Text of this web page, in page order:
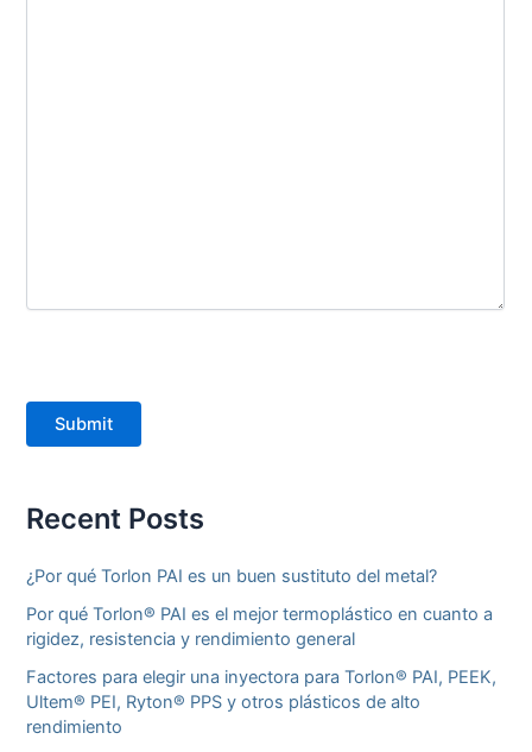
Submit
Recent Posts
¿Por qué Torlon PAI es un buen sustituto del metal?
Por qué Torlon® PAI es el mejor termoplástico en cuanto a
rigidez, resistencia y rendimiento general
Factores para elegir una inyectora para Torlon® PAI, PEEK,
Ultem® PEI, Ryton® PPS y otros plásticos de alto
rendimiento